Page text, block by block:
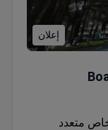
إعلان
متعدد